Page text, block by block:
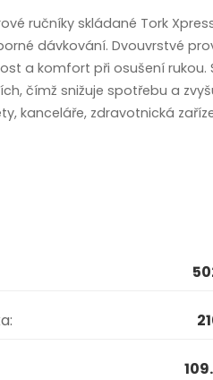
ručníky skládané Tork
dávkování. Dvouvrstvé
a komfort při osušení
čímž snižuje spotřebu a
kanceláře, zdravotnická